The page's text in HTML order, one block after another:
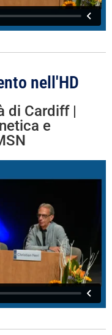
nell'HD
di Cardiff |
e